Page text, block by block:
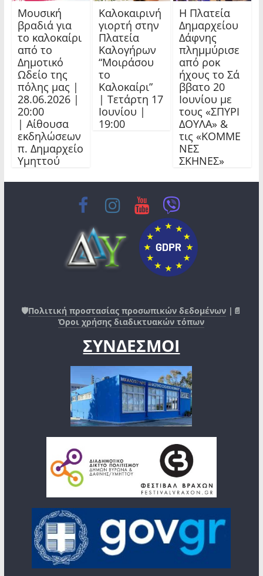
Μουσική
βραδιά για
το καλοκαίρι
από το
Δημοτικό
Ωδείο της
πόλης μας |
28.06.2026 |
20:00
| Αίθουσα
εκδηλώσεων
π. Δημαρχείο
Υμηττού
Καλοκαιρινή
γιορτή στην
Πλατεία
Καλογήρων
“Μοιράσου
το
Καλοκαίρι”
| Τετάρτη 17
Ιουνίου |
19:00
Η Πλατεία
Δημαρχείου
Δάφνης
πλημμύρισε
από ροκ
ήχους το Σά
ββατο 20
Ιουνίου με
τους «ΣΠΥΡΙ
ΔΟΥΛΑ» &
τις «ΚΟΜΜΕ
ΝΕΣ
ΣΚΗΝΕΣ»
🛡️Πολιτική προστασίας προσωπικών δεδομένων |📄
Όροι χρήσης διαδικτυακών τόπων
ΣΥΝΔΕΣΜΟΙ